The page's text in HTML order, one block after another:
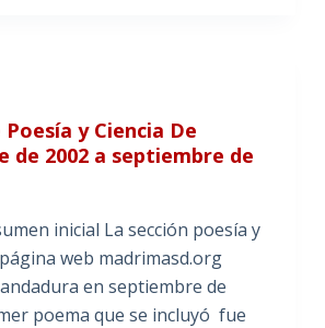
Poesía y Ciencia De
de 2002 a septiembre de
inicial La sección poesía y
web madrimasd.org
en septiembre de
poema que se incluyó fue